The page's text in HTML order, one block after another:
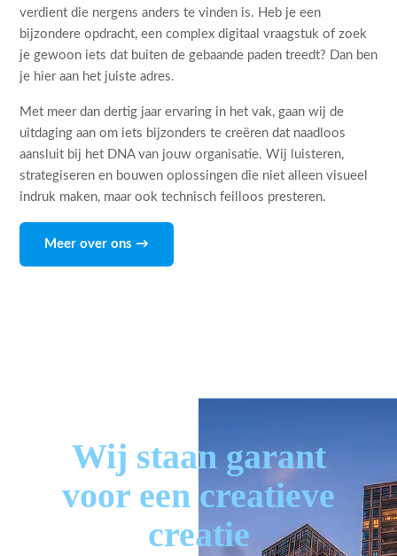
verdient die nergens anders te vinden is. Heb je een
bijzondere opdracht, een complex digitaal vraagstuk of zoek
je gewoon iets dat buiten de gebaande paden treedt? Dan ben
je hier aan het juiste adres.
Met meer dan dertig jaar ervaring in het vak, gaan wij de
uitdaging aan om iets bijzonders te creëren dat naadloos
aansluit bij het DNA van jouw organisatie. Wij luisteren,
strategiseren en bouwen oplossingen die niet alleen visueel
indruk maken, maar ook technisch feilloos presteren.
Meer over ons →
Wij staan garant
voor een creatieve
creatie